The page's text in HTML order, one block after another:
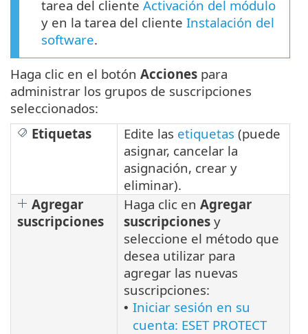
tarea del cliente Activación del módulo
y en la tarea del cliente Instalación del
software.
Haga clic en el botón Acciones para
administrar los grupos de suscripciones
seleccionados:
Etiquetas
Edite las etiquetas (puede
asignar, cancelar la
asignación, crear y
eliminar).
Agregar
suscripciones
Haga clic en Agregar
suscripciones y
seleccione el método que
desea utilizar para
agregar las nuevas
suscripciones:
• Iniciar sesión en su
cuenta: ESET PROTECT